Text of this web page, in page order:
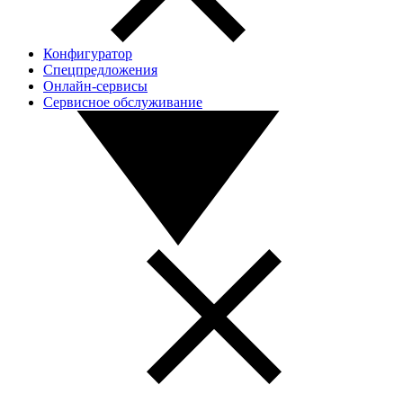
Конфигуратор
Спецпредложения
Онлайн-сервисы
Сервисное обслуживание